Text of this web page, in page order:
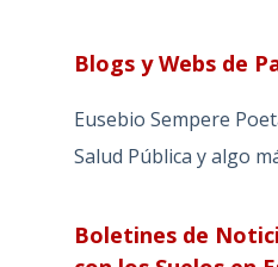
Blogs y Webs de
Eusebio Sempere
Salud Pública y algo
Boletines de